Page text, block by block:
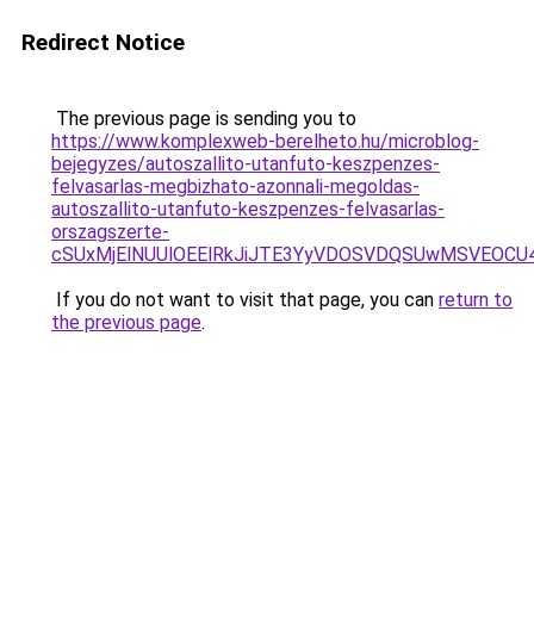
Redirect Notice
The previous page is sending you to
https://www.komplexweb-berelheto.hu/microblog-
bejegyzes/autoszallito-utanfuto-keszpenzes-
felvasarlas-megbizhato-azonnali-megoldas-
autoszallito-utanfuto-keszpenzes-felvasarlas-
orszagszerte-
If you do not want to visit that page, you can return to
the previous page.